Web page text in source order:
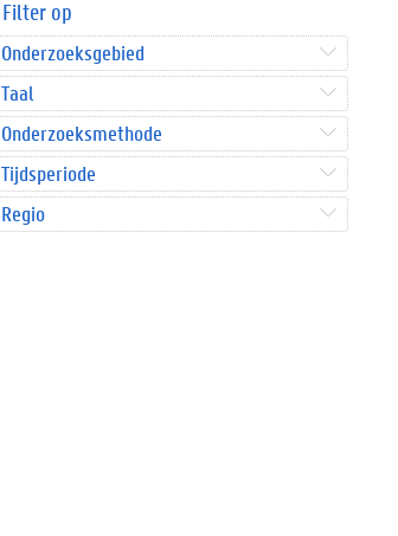
Filter op
Onderzoeksgebied
Taal
Onderzoeksmethode
Tijdsperiode
Regio